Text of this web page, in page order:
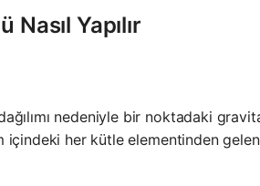
Yapılır
nedeniyle bir noktadaki
içindeki her kütle elementinden